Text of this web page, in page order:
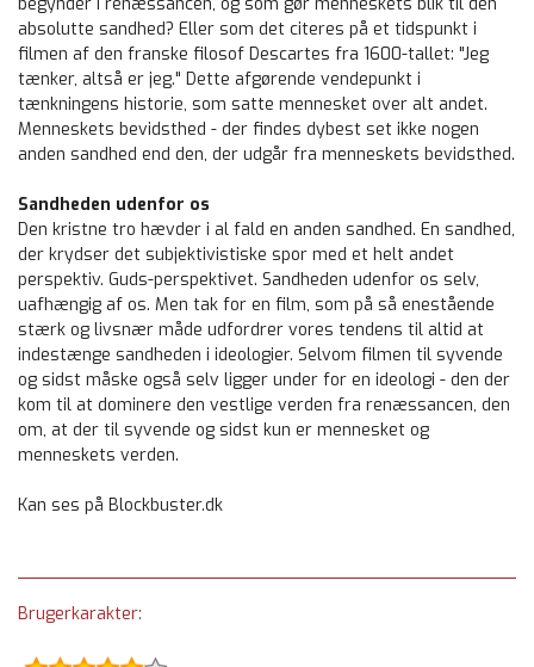
absolutte sandhed? Eller som det citeres på et tidspunkt i
filmen af den franske filosof Descartes fra 1600-tallet: "Jeg
tænker, altså er jeg." Dette afgørende vendepunkt i
tænkningens historie, som satte mennesket over alt andet.
Menneskets bevidsthed - der findes dybest set ikke nogen
anden sandhed end den, der udgår fra menneskets bevidsthed.
Sandheden udenfor os
Den kristne tro hævder i al fald en anden sandhed. En sandhed,
der krydser det subjektivistiske spor med et helt andet
perspektiv. Guds-perspektivet. Sandheden udenfor os selv,
uafhængig af os. Men tak for en film, som på så enestående
stærk og livsnær måde udfordrer vores tendens til altid at
indestænge sandheden i ideologier. Selvom filmen til syvende
og sidst måske også selv ligger under for en ideologi - den der
kom til at dominere den vestlige verden fra renæssancen, den
om, at der til syvende og sidst kun er mennesket og
menneskets verden.
Kan ses på Blockbuster.dk
Brugerkarakter: